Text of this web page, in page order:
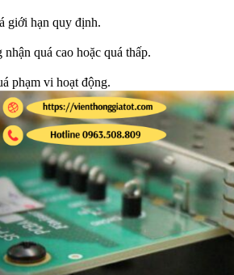
giới hạn quy định.
nhận quá cao hoặc quá thấp.
phạm vi hoạt động.